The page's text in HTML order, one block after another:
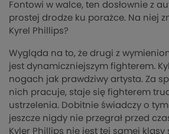
Fontowi w walce, ten dosłownie z
prostej drodze ku porażce. Na niej
Kyrel Phillips?
Wygląda na to, że drugi z
jest dynamiczniejszym fighterem.
nogach jak prawdziwy artysta. Za
nich pracuje, staje się fighterem
ustrzelenia. Dobitnie świadczy o tym
jeszcze nigdy nie przegrał przed
Kyler Phillips nie jest tej samej klasy